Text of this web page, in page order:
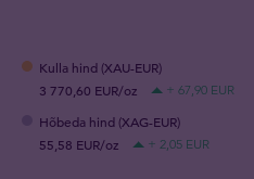
Kulla hind (XAU-EUR)
3 770,60 EUR/oz
+ 67,90 EUR
Hõbeda hind (XAG-EUR)
55,58 EUR/oz
+ 2,05 EUR